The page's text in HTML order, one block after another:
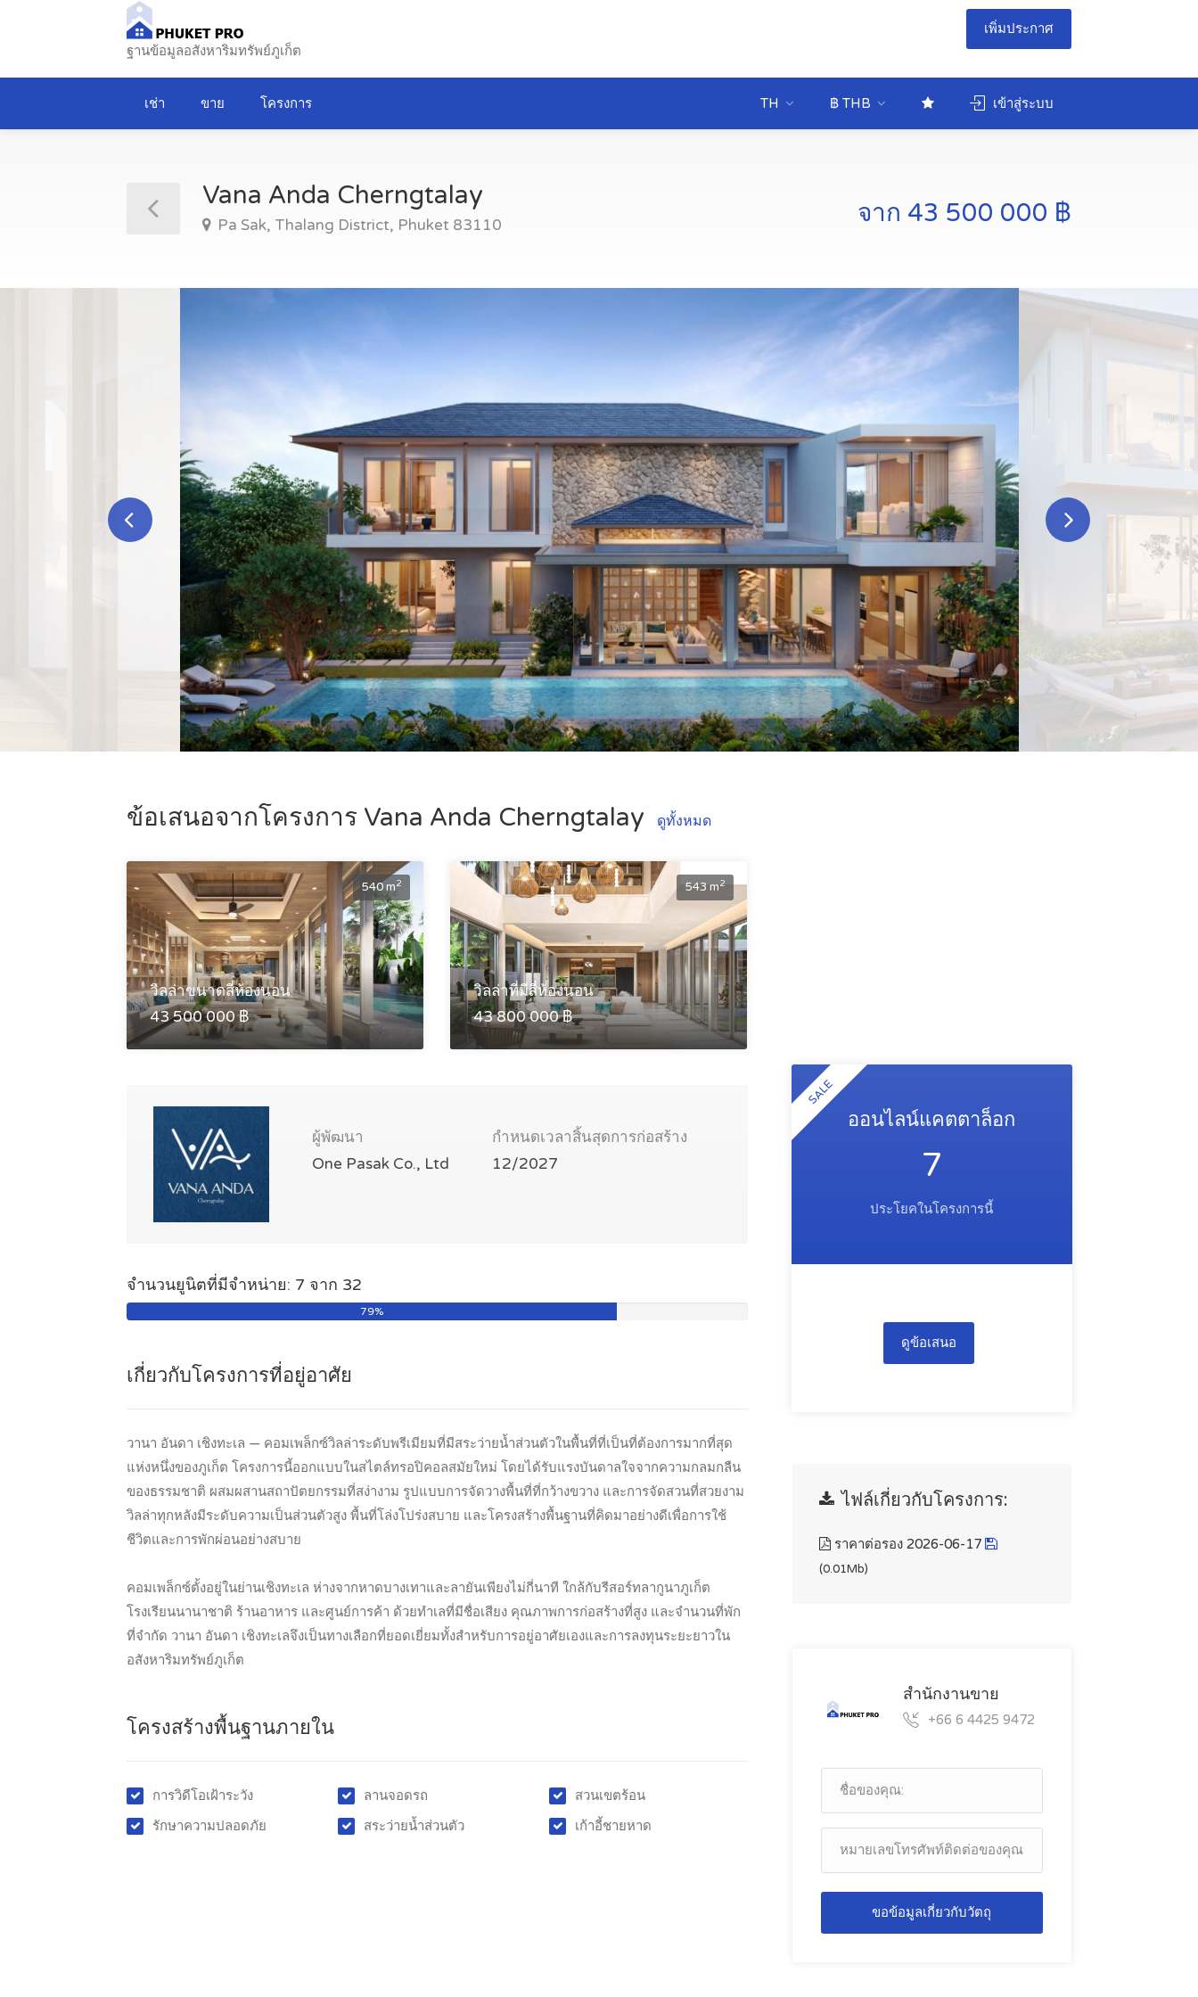
ฐานข้อมูลอสังหาริมทรัพย์ภูเก็ต
เพิ่มประกาศ
เช่า ขาย โครงการ เข้าสู่ระบบ
฿ THB
TH
Vana Anda Cherngtalay
Pa Sak, Thalang District, Phuket 83110 จาก 43 500 000 ฿
ข้อเสนอจากโครงการ Vana Anda Cherngtalay ดูทั้งหมด
540 m2
วิลล่าขนาดสี่ห้องนอน
43 500 000 ฿
543 m2
วิลล่าที่มีสี่ห้องนอน
43 800 000 ฿
ผู้พัฒนา
One Pasak Co., Ltd
กำหนดเวลาสิ้นสุดการก่อสร้าง
12/2027
จำนวนยูนิตที่มีจำหน่าย: 7 จาก 32
79%
เกี่ยวกับโครงการที่อยู่อาศัย
วานา อันดา เชิงทะเล — คอมเพล็กซ์วิลล่าระดับพรีเมียมที่มีสระว่ายน้ำส่วนตัวในพื้นที่ที่เป็นที่ต้องการมากที่สุด
แห่งหนึ่งของภูเก็ต โครงการนี้ออกแบบในสไตล์ทรอปิคอลสมัยใหม่ โดยได้รับแรงบันดาลใจจากความกลมกลืน
ของธรรมชาติ ผสมผสานสถาปัตยกรรมที่สง่างาม รูปแบบการจัดวางพื้นที่ที่กว้างขวาง และการจัดสวนที่สวยงาม
วิลล่าทุกหลังมีระดับความเป็นส่วนตัวสูง พื้นที่โล่งโปร่งสบาย และโครงสร้างพื้นฐานที่คิดมาอย่างดีเพื่อการใช้
ชีวิตและการพักผ่อนอย่างสบาย
คอมเพล็กซ์ตั้งอยู่ในย่านเชิงทะเล ห่างจากหาดบางเทาและลายันเพียงไม่กี่นาที ใกล้กับรีสอร์ทลากูนาภูเก็ต
โรงเรียนนานาชาติ ร้านอาหาร และศูนย์การค้า ด้วยทำเลที่มีชื่อเสียง คุณภาพการก่อสร้างที่สูง และจำนวนที่พัก
ที่จำกัด วานา อันดา เชิงทะเลจึงเป็นทางเลือกที่ยอดเยี่ยมทั้งสำหรับการอยู่อาศัยเองและการลงทุนระยะยาวใน
อสังหาริมทรัพย์ภูเก็ต
โครงสร้างพื้นฐานภายใน
การวิดีโอเฝ้าระวัง
รักษาความปลอดภัย
ลานจอดรถ
สระว่ายน้ำส่วนตัว
สวนเขตร้อน
เก้าอี้ชายหาด
SALE
ออนไลน์แคตตาล็อก
7
ประโยคในโครงการนี้
ดูข้อเสนอ
ไฟล์เกี่ยวกับโครงการ:
ราคาต่อรอง 2026-06-17
(0.01Mb)
สำนักงานขาย
+66 6 4425 9472
ขอข้อมูลเกี่ยวกับวัตถุ